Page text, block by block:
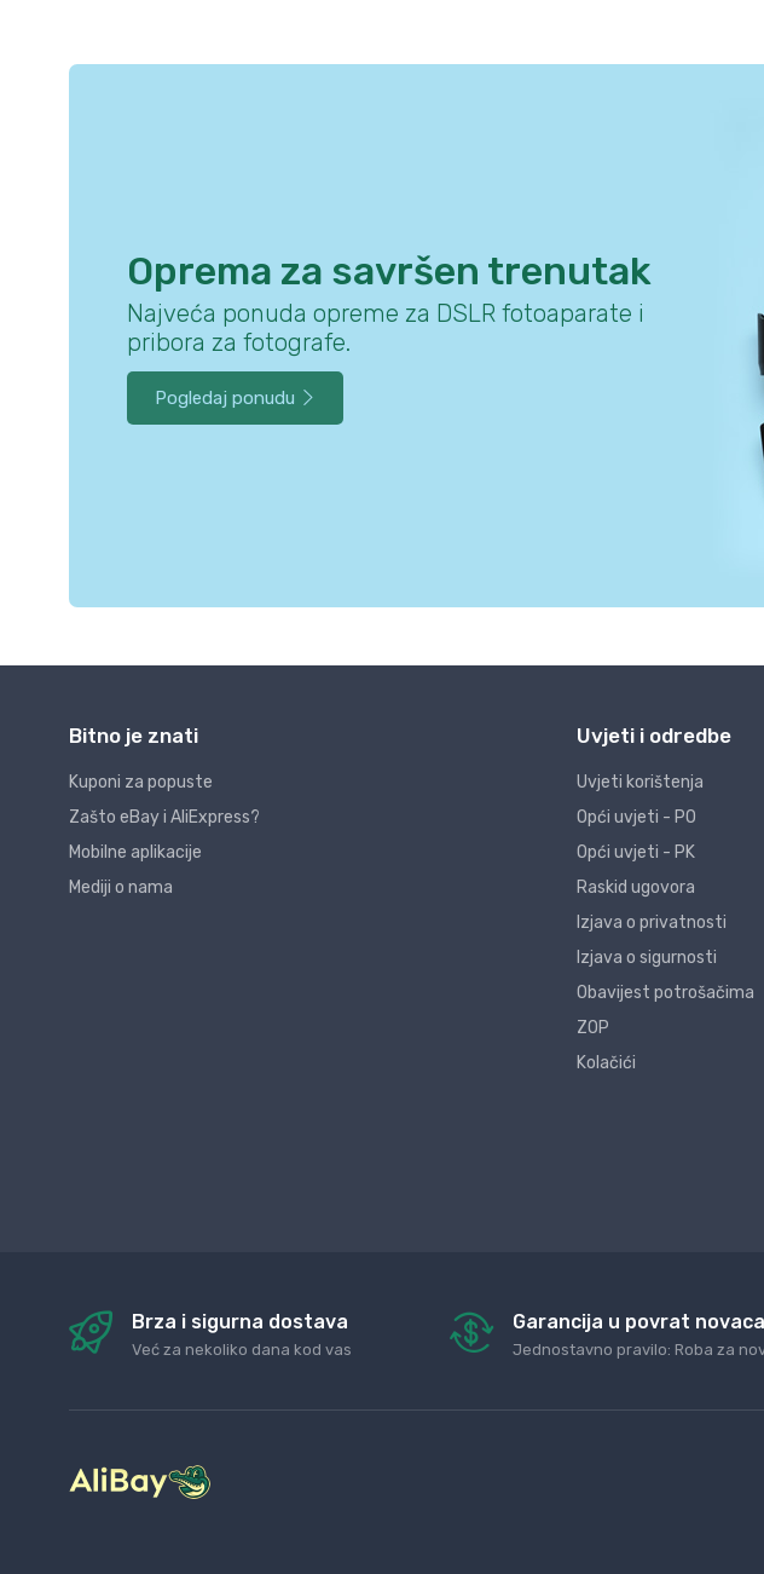
Oprema za savršen trenutak
Najveća ponuda opreme za DSLR fotoaparate i
pribora za fotografe.
Pogledaj ponudu
Bitno je znati
Kuponi za popuste
Zašto eBay i AliExpress?
Mobilne aplikacije
Mediji o nama
Uvjeti i odredbe
Uvjeti korištenja
Opći uvjeti - PO
Opći uvjeti - PK
Raskid ugovora
Izjava o privatnosti
Izjava o sigurnosti
Obavijest potrošačima
ZOP
Kolačići
Brza i sigurna dostava
Već za nekoliko dana kod vas
Garancija u povrat novaca
Jednostavno pravilo: Roba za